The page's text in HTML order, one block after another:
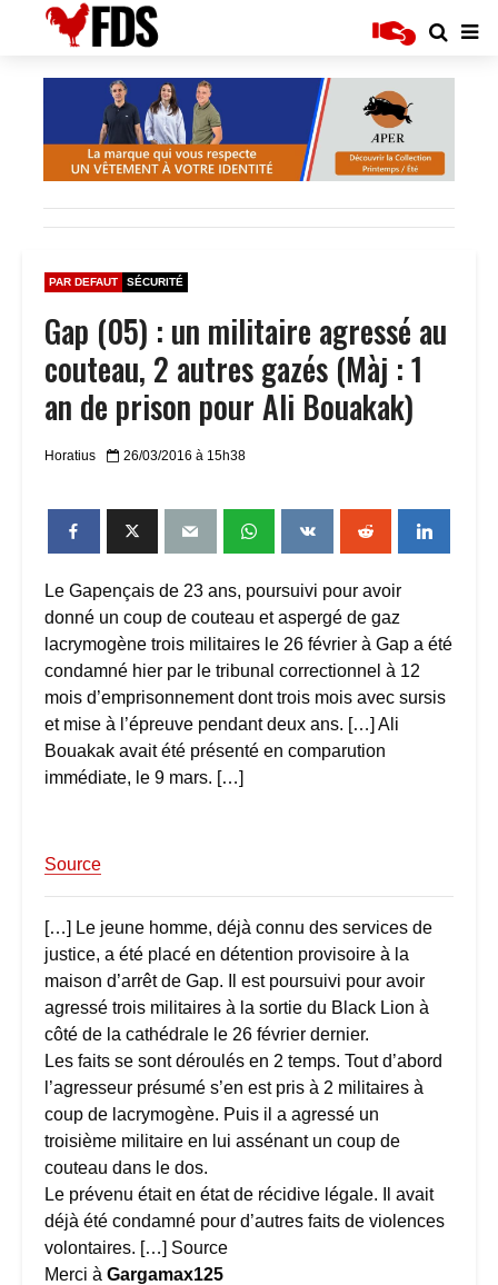
PAR DEFAUT SÉCURITÉ
Gap (05) : un militaire agressé au
couteau, 2 autres gazés (Màj : 1
an de prison pour Ali Bouakak)
Horatius 26/03/2016 à 15h38
Le Gapençais de 23 ans, poursuivi pour avoir
donné un coup de couteau et aspergé de gaz
lacrymogène trois militaires le 26 février à Gap a été
condamné hier par le tribunal correctionnel à 12
mois d’emprisonnement dont trois mois avec sursis
et mise à l’épreuve pendant deux ans. […] Ali
Bouakak avait été présenté en comparution
immédiate, le 9 mars. […]
Source
[…] Le jeune homme, déjà connu des services de
justice, a été placé en détention provisoire à la
maison d’arrêt de Gap. Il est poursuivi pour avoir
agressé trois militaires à la sortie du Black Lion à
côté de la cathédrale le 26 février dernier.
Les faits se sont déroulés en 2 temps. Tout d’abord
l’agresseur présumé s’en est pris à 2 militaires à
coup de lacrymogène. Puis il a agressé un
troisième militaire en lui assénant un coup de
couteau dans le dos.
Le prévenu était en état de récidive légale. Il avait
déjà été condamné pour d’autres faits de violences
volontaires. […] Source
Merci à Gargamax125